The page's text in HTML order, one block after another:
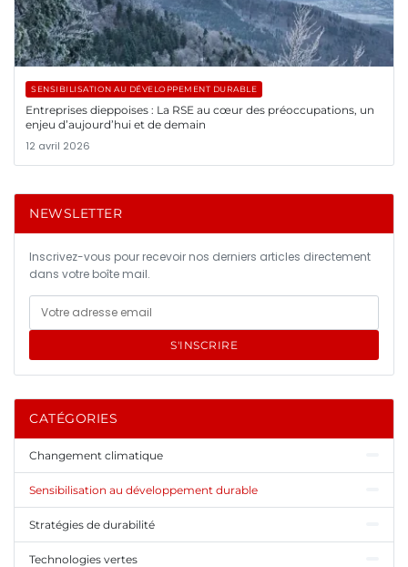
SENSIBILISATION AU DÉVELOPPEMENT DURABLE
Entreprises dieppoises : La RSE au cœur des préoccupations, un
enjeu d’aujourd’hui et de demain
12 avril 2026
NEWSLETTER
Inscrivez-vous pour recevoir nos derniers articles directement
dans votre boîte mail.
S'INSCRIRE
CATÉGORIES
Changement climatique
Sensibilisation au développement durable
Stratégies de durabilité
Technologies vertes